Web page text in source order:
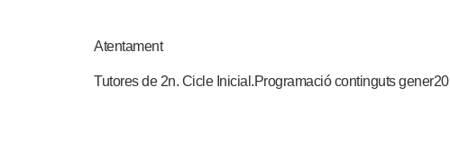
Atentament
Tutores de 2n. Cicle Inicial.Programació continguts